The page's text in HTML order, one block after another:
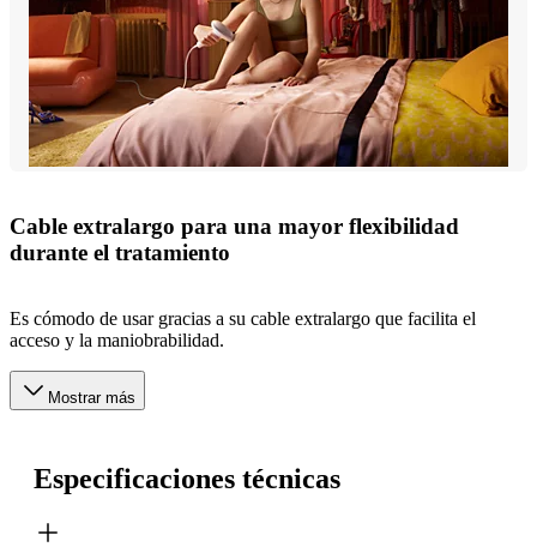
Cable extralargo para una mayor flexibilidad
durante el tratamiento
Es cómodo de usar gracias a su cable extralargo que facilita el
acceso y la maniobrabilidad.
Mostrar más
Especificaciones técnicas